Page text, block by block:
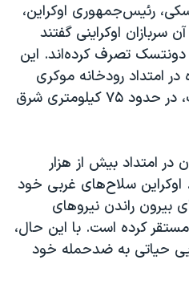
رئیس‌جمهوری اوکراین،
سربازان اوکراینی گفتند
دونتسک تصرف کرده‌اند. این
امتداد رودخانه موکری
یالی در غرب استان دونتسک، در حدود ۷۵ کیلومتری شرق
در امتداد بیش از هزار
سلاح‌های غربی خود
بیرون راندن نیروهای
کرده است. با این حال،
حیاتی به ضدحمله خود